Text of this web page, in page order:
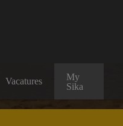
Vacatures
My
Sika